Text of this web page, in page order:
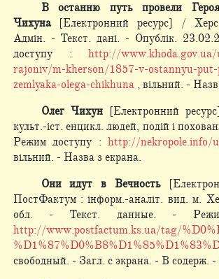
В останню путь провели
Чихуна[Електронний ресурс] /
Адмін. - Текст. дані. - Опублік.
доступу :http://
rajoniv/m-kherson/1857-v-ostannyu-put-
zemlyaka-olega-chikhuna , вільний. -
Олег Чихун[Електронний
культ.-іст. енцикл. людей, подій і
Режим доступу : http://nekropole.info/
вільний. - Назва з екрана.
Они идут в Вечность
ПостФактум : інформ.-аналіт. вид. м.
обл. - Текст. данные. -
http://www.postfactum.ks.ua/tag/
свободный. - Загл. с экрана. - В содерж.